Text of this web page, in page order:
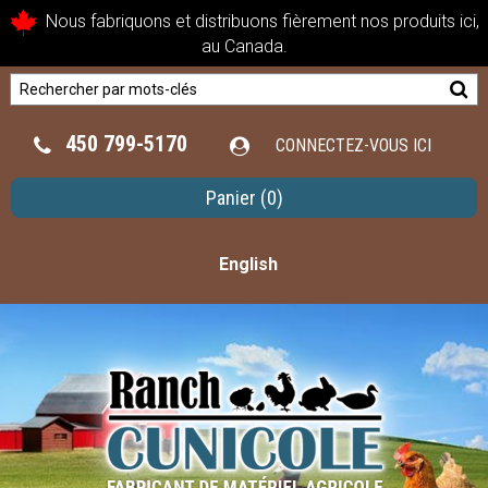
Nous fabriquons et distribuons fièrement nos produits ici,
au Canada.
450 799-5170 CONNECTEZ-VOUS ICI
Panier (0)
English